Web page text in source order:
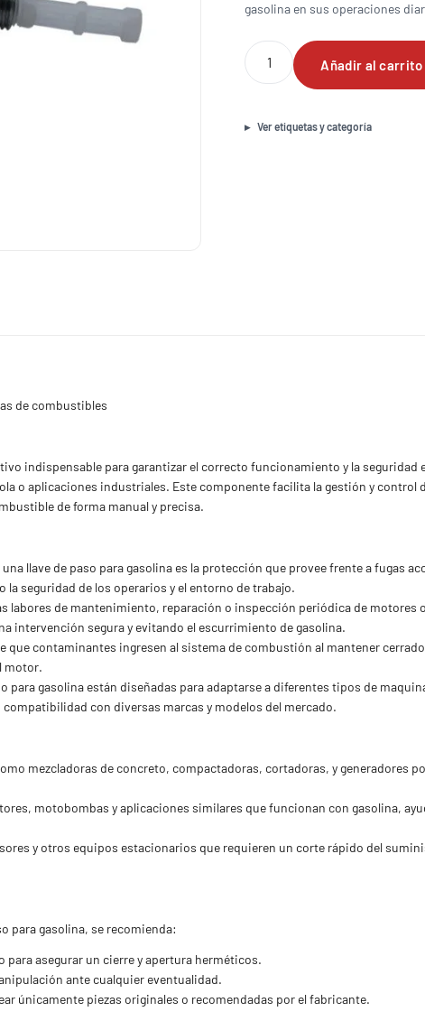
gasolina en sus operaciones
Llave
de
paso
gasolina
Añadir al carrito
Ver etiquetas y categoría
de combustibles
indispensable para garantizar el correcto funcionamiento y la
o aplicaciones industriales. Este componente facilita la gestión y control
de forma manual y precisa.
llave de paso para gasolina es la protección que provee frente a fugas
seguridad de los operarios y el entorno de trabajo.
de mantenimiento, reparación o inspección periódica de motores
intervención segura y evitando el escurrimiento de gasolina.
que contaminantes ingresen al sistema de combustión al mantener
motor.
gasolina están diseñadas para adaptarse a diferentes tipos de
con diversas marcas y modelos del mercado.
mezcladoras de concreto, compactadoras, cortadoras, y generadores
motobombas y aplicaciones similares que funcionan con gasolina,
y otros equipos estacionarios que requieren un corte rápido del
para gasolina, se recomienda:
asegurar un cierre y apertura herméticos.
ante cualquier eventualidad.
únicamente piezas originales o recomendadas por el fabricante.